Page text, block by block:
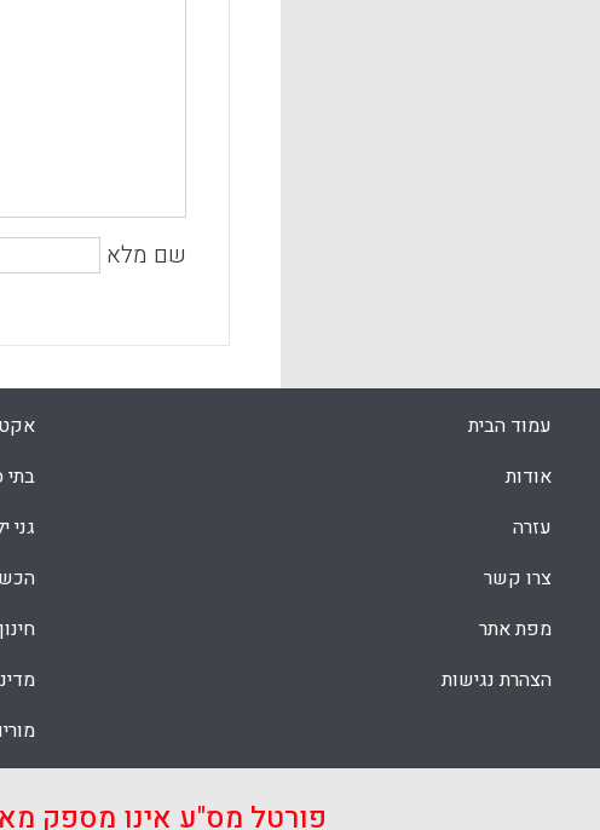
שם מלא
עמוד הבית
אודות
עזרה
צרו קשר
מפת אתר
הצהרת נגישות
גני
פורטל מס"ע אינו מספק